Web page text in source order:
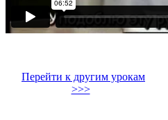
Перейти к другим урокам
>>>